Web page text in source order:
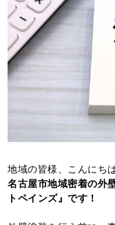
地域の皆様、こんにち
名古屋市地域密着の外
トペインズ』です！